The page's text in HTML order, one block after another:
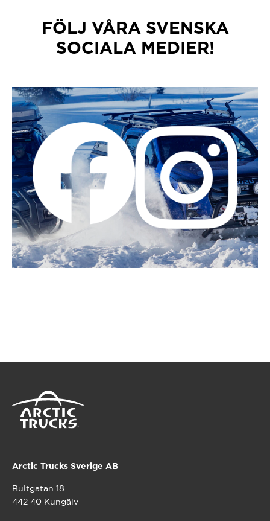
FÖLJ VÅRA SVENSKA
SOCIALA MEDIER!
Arctic Trucks Sverige AB
Bultgatan 18
442 40 Kungälv